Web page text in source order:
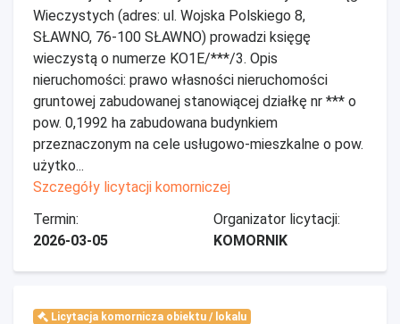
Wieczystych (adres: ul. Wojska Polskiego 8,
SŁAWNO, 76-100 SŁAWNO) prowadzi księgę
wieczystą o numerze KO1E/***/3. Opis
nieruchomości: prawo własności nieruchomości
gruntowej zabudowanej stanowiącej działkę nr *** o
pow. 0,1992 ha zabudowana budynkiem
przeznaczonym na cele usługowo-mieszkalne o pow.
użytko...
Szczegóły licytacji komorniczej
Termin:
2026-03-05
Organizator licytacji:
KOMORNIK
Licytacja komornicza obiektu / lokalu